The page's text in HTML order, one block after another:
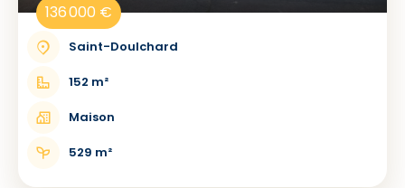
136 000 €
Saint-Doulchard
152 m²
Maison
529 m²